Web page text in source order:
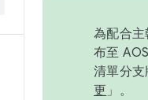
為配合
布至
清單分
更 」。